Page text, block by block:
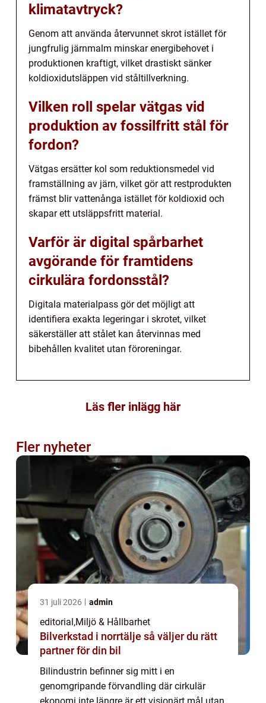
klimatavtryck?
Genom att använda återvunnet skrot istället för
jungfrulig järnmalm minskar energibehovet i
produktionen kraftigt, vilket drastiskt sänker
koldioxidutsläppen vid ståltillverkning.
Vilken roll spelar vätgas vid
produktion av fossilfritt stål för
fordon?
Vätgas ersätter kol som reduktionsmedel vid
framställning av järn, vilket gör att restprodukten
främst blir vattenånga istället för koldioxid och
skapar ett utsläppsfritt material.
Varför är digital spårbarhet
avgörande för framtidens
cirkulära fordonsstål?
Digitala materialpass gör det möjligt att
identifiera exakta legeringar i skrotet, vilket
säkerställer att stålet kan återvinnas med
bibehållen kvalitet utan föroreningar.
Läs fler inlägg här
Fler nyheter
31 juli 2026 admin
editorial,Miljö & Hållbarhet
Bilverkstad i norrtälje så väljer du rätt
partner för din bil
Bilindustrin befinner sig mitt i en
genomgripande förvandling där cirkulär